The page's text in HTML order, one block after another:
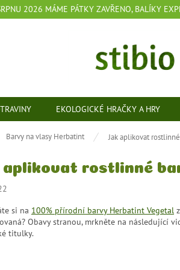
2026 MÁME PÁTKY ZAVŘENO, BALÍKY
EKOLOGICKÉ HRAČKY A HRY
Barvy na vlasy Herbatint Jak aplikovat
aplikovat rostlinné
si na 100% přírodní barvy Herbatint Vegetal
Obavy stranou, mrkněte na následující
titulky.